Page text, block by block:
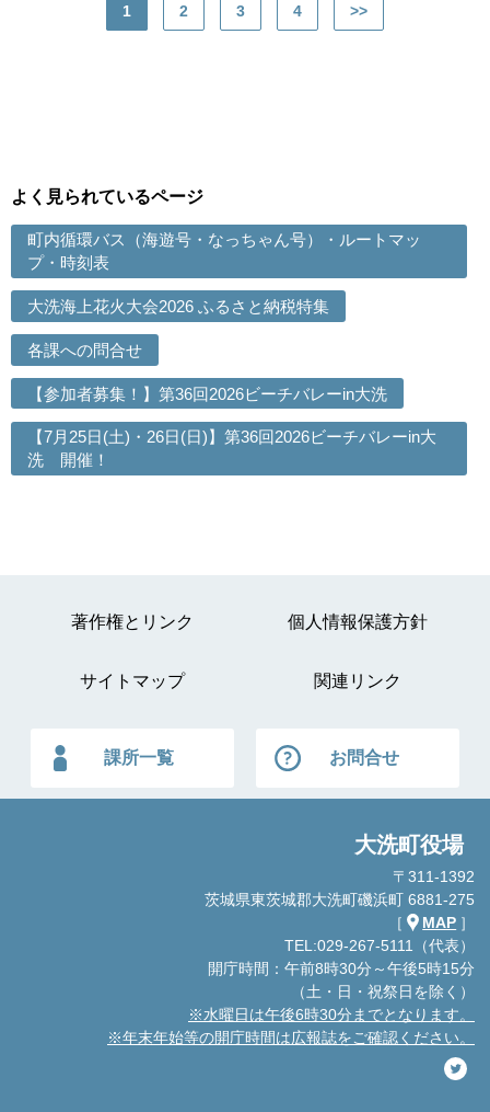
1 2 3 4 >>
よく見られているページ
町内循環バス（海遊号・なっちゃん号）・ルートマッ
プ・時刻表
大洗海上花火大会2026 ふるさと納税特集
各課への問合せ
【参加者募集！】第36回2026ビーチバレーin大洗
【7月25日(土)・26日(日)】第36回2026ビーチバレーin大
洗 開催！
著作権とリンク 個人情報保護方針
サイトマップ 関連リンク
課所一覧 お問合せ
大洗町役場
〒311-1392
茨城県東茨城郡大洗町磯浜町 6881-275
［
MAP ］
TEL:029-267-5111（代表）
開庁時間：午前8時30分～午後5時15分
（土・日・祝祭日を除く）
※水曜日は午後6時30分までとなります。
※年末年始等の開庁時間は広報誌をご確認ください。